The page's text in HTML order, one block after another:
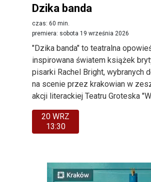
Dzika banda
czas: 60 min.
premiera: sobota 19 września 2026
"Dzika banda" to teatralna
inspirowana światem książek
pisarki Rachel Bright, wybranych
na scenie przez krakowian w
akcji literackiej Teatru Groteska
20 WRZ
13:30